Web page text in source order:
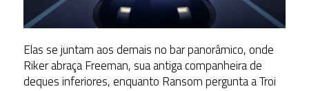
Elas se juntam aos demais no bar panorâmico, onde
Riker abraça Freeman, sua antiga companheira de
deques inferiores, enquanto Ransom pergunta a Troi